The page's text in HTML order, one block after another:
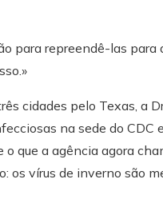
para repreendê-las para
cidades pelo Texas, a
na sede do CDC
que a agência agora
os vírus de inverno são